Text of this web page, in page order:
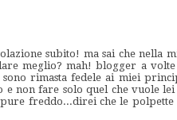
subito! ma sai che nella
meglio? mah! blogger a volte
rimasta fedele ai miei
e non fare solo quel che vuole lei
freddo...direi che le polpette